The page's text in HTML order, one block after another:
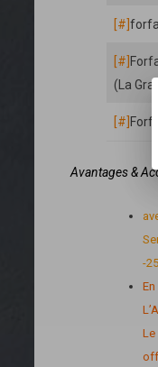
[#]
[#]
(La
[#]
Avantages &
-
Le